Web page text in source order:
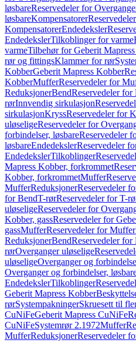
løsbareReservedeler for
løsbareKompensatorer
KompensatorerEndedeksler
EndedekslerTilkoblinger for varme
varmeTilbehør for Geberit
rør og fittingsKlammer for rør
KobberGeberit Mapress Kobber
KobberMufferReservedeler for
ReduksjonerBendReservedeler for
rørInnvendig sirkulasjon
sirkulasjonKryssReservedeler for
uløseligeReservedeler for
forbindelser, løsbareReservedeler
løsbareEndedekslerReservedeler
EndedekslerTilkoblinger
Mapress Kobber, forkrommet
Kobber, forkrommetMuffer
MufferReduksjonerReservedeler
for BendT-rørReservedeler for T-
uløseligeReservedeler for
Kobber, gassReservedeler for
gassMufferReservedeler for Muffer
ReduksjonerBendReservedeler for
rørOverganger uløselige
uløseligeOverganger og
Overganger og forbindelser,
EndedekslerTilkoblinger
Geberit Mapress Kobber
rørSystempakningerSkruesett til
CuNiFeGeberit Mapress CuNiFe
CuNiFeSystemrør 2.1972Muffer
MufferReduksjonerReservedeler